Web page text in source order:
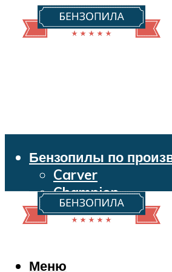
Бензопилы по
Carver
Champion
Echo
Husqvarna
Makita
Меню